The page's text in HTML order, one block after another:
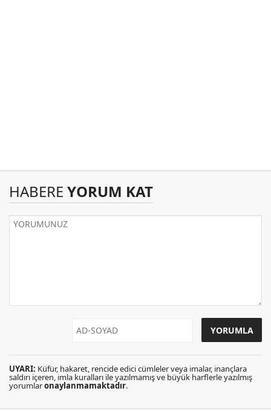
HABERE YORUM KAT
UYARI: Küfür, hakaret, rencide edici cümleler veya imalar, inançlara
saldırı içeren, imla kuralları ile yazılmamış ve büyük harflerle yazılmış
yorumlaronaylanmamaktadır.